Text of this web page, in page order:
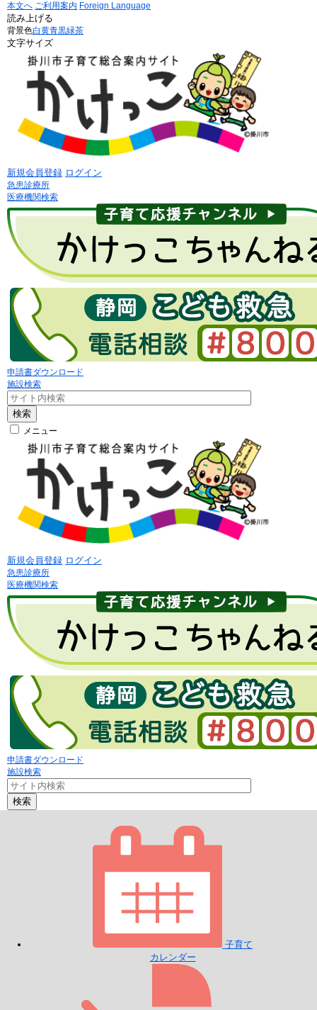
本文へ ご利用案内 Foreign Language
読み上げる
背景色白黄青黒緑茶
文字サイズ
新規会員登録 ログイン
急患診療所
医療機関検索
申請書ダウンロード
施設検索
検索
メニュー
新規会員登録 ログイン
急患診療所
医療機関検索
申請書ダウンロード
施設検索
検索
子育て
カレンダー